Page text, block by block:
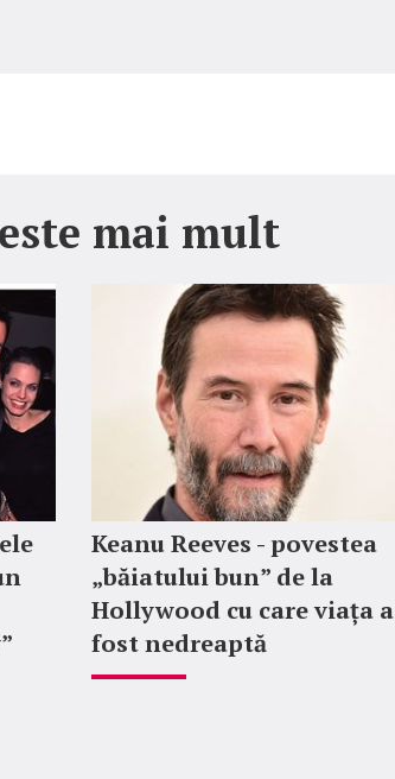
mai mult
Keanu Reeves - povestea
„băiatului bun” de la
Hollywood cu care viața a
fost nedreaptă